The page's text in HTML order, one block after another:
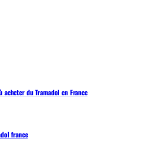
acheter du Tramadol en France
france